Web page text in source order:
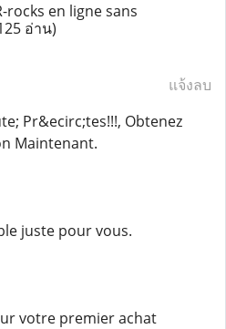
rocks en ligne sans
อ่าน)
แจ้งลบ
Pr&ecirc;tes!!!, Obtenez
Maintenant.
juste pour vous.
votre premier achat